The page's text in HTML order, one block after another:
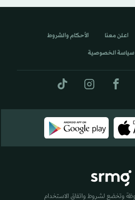
اعلن معنا الأحكام والشروط
سياسة الخصوصية
وتخضع لشروط واتفاق الاستخدام